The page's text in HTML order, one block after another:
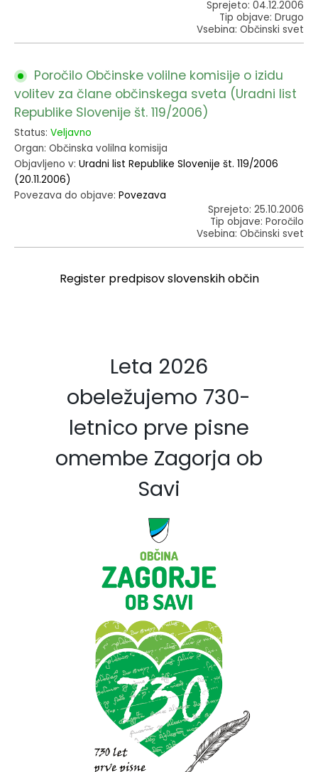
Sprejeto: 04.12.2006
Tip objave: Drugo
Vsebina: Občinski svet
Poročilo Občinske volilne komisije o izidu
volitev za člane občinskega sveta (Uradni list
Republike Slovenije št. 119/2006)
Status: Veljavno
Organ: Občinska volilna komisija
Objavljeno v: Uradni list Republike Slovenije št. 119/2006
(20.11.2006)
Povezava do objave: Povezava
Sprejeto: 25.10.2006
Tip objave: Poročilo
Vsebina: Občinski svet
Register predpisov slovenskih občin
Leta 2026
obeležujemo 730-
letnico prve pisne
omembe Zagorja ob
Savi